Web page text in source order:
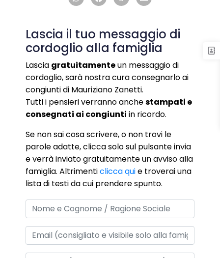
Lascia il tuo messaggio di
cordoglio alla famiglia
Lascia gratuitamenteun messaggio di
cordoglio, sarà nostra cura consegnarlo ai
congiunti di Mauriziano Zanetti.
Tutti i pensieri verranno anchestampati e
consegnati ai congiunti in ricordo.
Se non sai cosa scrivere, o non trovi le
parole adatte, clicca solo sul pulsante invia
e verrà inviato gratuitamente un avviso alla
famiglia. Altrimenticlicca quie troverai una
lista di testi da cui prendere spunto.